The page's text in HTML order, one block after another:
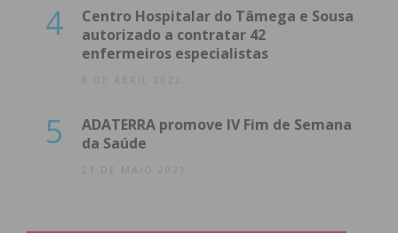
4
Centro Hospitalar do Tâmega e Sousa
autorizado a contratar 42
enfermeiros especialistas
8 DE ABRIL 2022
5
ADATERRA promove IV Fim de Semana
da Saúde
21 DE MAIO 2021